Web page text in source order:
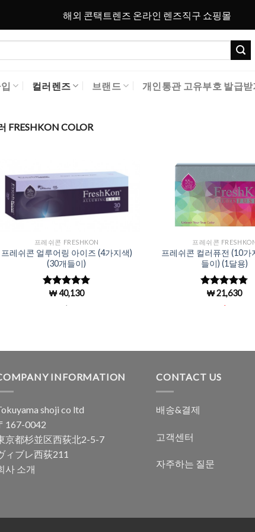
해외 콘택트렌즈 온라인 렌즈직구 쇼핑몰
컬러렌즈 브랜드 개인통관 고유부호 발급받
FRESHKON COLOR
Add to
Wishlist
프레쉬콘 FRESHKON
프레쉬콘 얼루어링 아이즈 (4가지색)
(30개들이)
5 중에서
로 평
₩40,130
프레쉬콘
프레쉬콘 컬러퓨전 (10가
들이) (1달용)
5 중에서
로 평
₩21,630
INFORMATION
shoji co ltd
167-0042
京都杉並区西荻北2-5-7
ィブレ西荻211
사 소개
CONTACT US
배송&결제
고객센터
자주하는 질문